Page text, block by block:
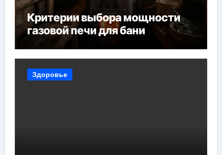
Критерии выбора мощности
газовой печи для бани
Здоровье